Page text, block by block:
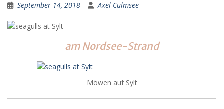
September 14, 2018 Axel Culmsee
am Nordsee-Strand
Möwen auf Sylt